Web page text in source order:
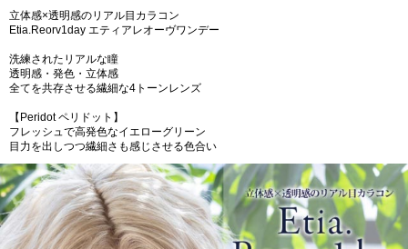
立体感×透明感のリアル目カラコン
Etia.Reorv1day エティアレオーヴワンデー
洗練されたリアルな瞳
透明感・発色・立体感
全てを共存させる繊細な4トーンレンズ
【Peridot ペリドット】
フレッシュで高発色なイエローグリーン
目力を出しつつ繊細さも感じさせる色合い